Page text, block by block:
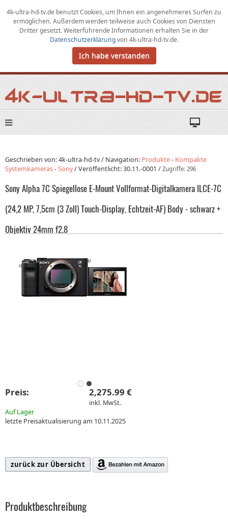
4k-ultra-hd-tv.de benutzt Cookies, umIhnen ein angenehmeres Surfen zu
ermöglichen.Außerdem werden teilweise auch Cookies von Diensten
Dritter gesetzt. Weiterführende Informationen erhalten Sie in der
Datenschutzerklärungvon 4k-ultra-hd-tv.de.
Ich habe verstanden
Geschrieben von: 4k-ultra-hd-tv / Navigation: Produkte- Kompakte
Systemkameras-Sony/Veröffentlicht:30.11.-0001 / Zugriffe: 296
Sony Alpha 7C Spiegellose E-Mount Vollformat-Digitalkamera ILCE-7C
(24,2 MP, 7,5cm (3 Zoll) Touch-Display, Echtzeit-AF) Body - schwarz +
Objektiv 24mm f2.8
Preis: 2,275.99 €
inkl. MwSt.
Auf Lager
letzte Preisaktualisierung am 10.11.2025
zurück zur Übersicht
Produktbeschreibung